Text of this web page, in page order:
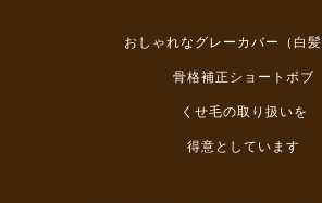
おしゃれなグレーカバー（白髪
骨格補正ショートボブ
くせ毛の取り扱いを
得意としています